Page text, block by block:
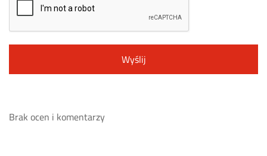
Brak ocen i komentarzy